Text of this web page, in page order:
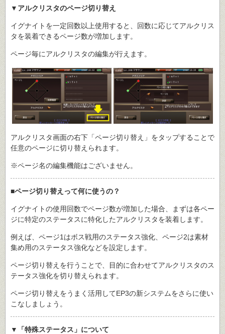
▼アルクリスタのページ切り替え
イグナイトを一定回数以上使用すると、回数に応じてアルクリス
タを装着できるページ数が増加します。
ページ毎にアルクリスタの編集が行えます。
アルクリスタ画面の右下「ページ切り替え」をタップすることで
任意のページに切り替えられます。
※ページ名の編集機能はございません。
■ページ切り替えって何に使うの？
イグナイトの使用回数でページ数が増加した場合、まずは各ペー
ジに特定のステータスに特化したアルクリスタを装着します。
例えば、ページ1はボス戦用のステータス強化、ページ2は素材
集め用のステータス強化などを設定します。
ページ切り替えを行うことで、目的に合わせてアルクリスタのス
テータス強化を切り替えられます。
ページ切り替えをうまく活用してEP3の新システムをさらに使い
こなしましょう。
▼「特殊ステータス」について